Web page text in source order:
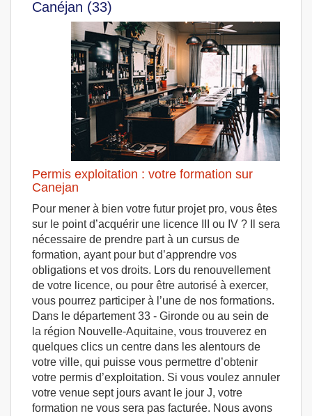
Canéjan (33)
Permis exploitation : votre formation sur
Canejan
Pour mener à bien votre futur projet pro, vous êtes
sur le point d’acquérir une licence III ou IV ? Il sera
nécessaire de prendre part à un cursus de
formation, ayant pour but d’apprendre vos
obligations et vos droits. Lors du renouvellement
de votre licence, ou pour être autorisé à exercer,
vous pourrez participer à l’une de nos formations.
Dans le département 33 - Gironde ou au sein de
la région Nouvelle-Aquitaine, vous trouverez en
quelques clics un centre dans les alentours de
votre ville, qui puisse vous permettre d’obtenir
votre permis d’exploitation. Si vous voulez annuler
votre venue sept jours avant le jour J, votre
formation ne vous sera pas facturée. Nous avons